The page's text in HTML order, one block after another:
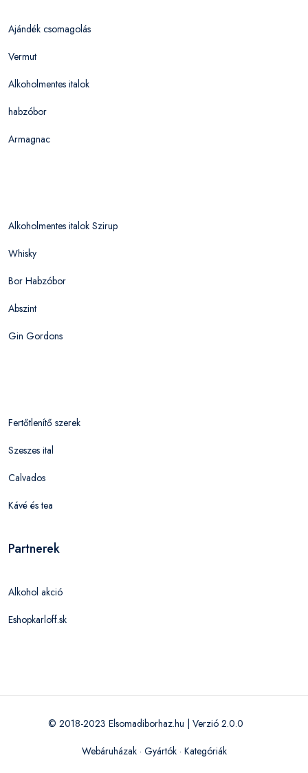
Ajándék csomagolás
Vermut
Alkoholmentes italok
habzóbor
Armagnac
Alkoholmentes italok Szirup
Whisky
Bor Habzóbor
Abszint
Gin Gordons
Fertőtlenítő szerek
Szeszes ital
Calvados
Kávé és tea
Partnerek
Alkohol akció
Eshopkarloff.sk
© 2018-2023 Elsomadiborhaz.hu | Verzió 2.0.0
Webáruházak· Gyártók· Kategóriák